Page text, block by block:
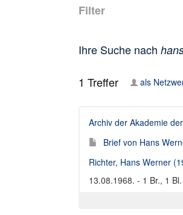
Filter
Ihre Suche nach
1 Treffer als
Archiv der Akademie
Brief von Hans
Richter, Hans Werner
13.08.1968. - 1 Br., 1